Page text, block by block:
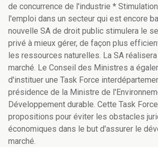
de concurrence de l'industrie *
l'emploi dans un secteur qui est encore
nouvelle SA de droit public stimulera le
privé à mieux gérer, de façon plus
les ressources naturelles. La SA
marché. Le Conseil des Ministres a
d'instituer une Task Force
présidence de la Ministre de
Développement durable. Cette Task
propositions pour éviter les obstacles
économiques dans le but d'assurer le
marché.